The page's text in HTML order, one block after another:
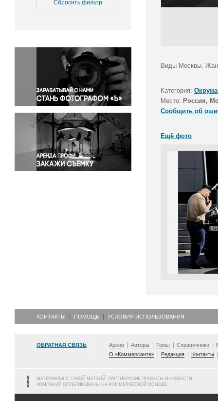
Медицина
Окружающая среда
Политика
Правосудие
Происшествия и конфликты
Религия
Светская жизнь
Спорт
Экология
Экономика и бизнес
Сбросить фильтр
Виды Москвы.
Категория:
Место: Россия,
Сообщить об
Ещё фото
КОНТАКТЫ ПОМОЩЬ УСЛОВИЯ ИСПОЛЬЗОВАНИЯ
ОБРАТНАЯ СВЯЗЬ Архив Авторы Темы Справочники
О «Коммерсанте»
Редакция Контакты
МАТЕРИАЛЫ С ТАКОЙ МЕТКОЙ, ПАРТНЕРСКИЕ ПРОЕКТЫ И НОВОСТИ
КОМПАНИЙ ОПУБЛИКОВАНЫ НА КОММЕРЧЕСКОЙ ОСНОВЕ